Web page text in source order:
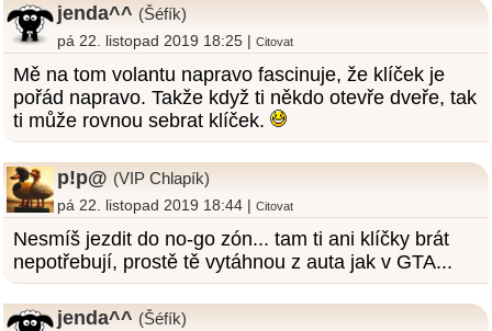
jenda^^ (Šéfík)
pá 22. listopad 2019 18:25 |Citovat
Mě na tom volantu napravo fascinuje, že klíček je
pořád napravo. Takže když ti někdo otevře dveře, tak
ti může rovnou sebrat klíček.
p!p@ (VIP Chlapík)
pá 22. listopad 2019 18:44 |Citovat
Nesmíš jezdit do no-go zón... tam ti ani klíčky brát
nepotřebují, prostě tě vytáhnou z auta jak v GTA...
jenda^^ (Šéfík)